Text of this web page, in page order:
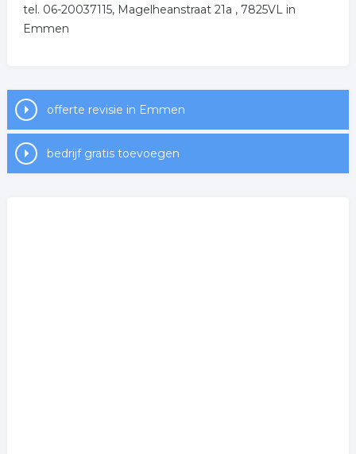
tel. 06-20037115, Magelheanstraat 21a , 7825VL in
Emmen
offerte revisie in Emmen
bedrijf gratis toevoegen